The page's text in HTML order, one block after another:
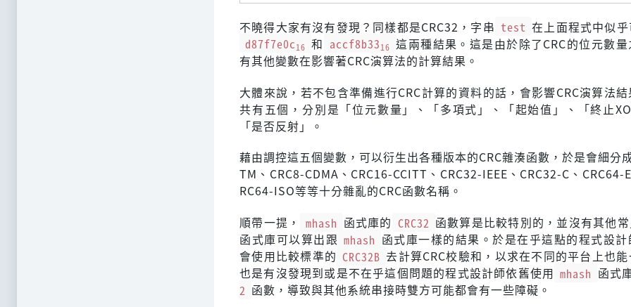
不曉得大家有沒有發現？同樣都是CRC32，字串 test 在上面程式中似
d87f7e0c16 和 accf8b3316 這兩種結果。這是由於除了CRC的位元數
有其他變數在影響著CRC演算法的計算結果。
大體來說，若不包含準備進行CRC計算的資料的話，會影響CRC演算法
共有五個，分別是「位元數量」、「多項式」、「起始值」、「終止
「是否反射」。
藉由調控這五個變數，可以衍生出各種版本的CRC雜湊函數，於是會細分
TM、CRC8-CDMA、CRC16-CCITT、CRC32-IEEE、CRC32-C、CRC64-
RC64-ISO等等十分雜亂的CRC函數名稱。
順帶一提，
mhash 函式庫的 CRC32 函數算是比較特別的，並沒有其他
函式庫可以算出跟 mhash 函式庫一樣的結果。於是在乎這點的程式設
會使用比較標準的 CRC32B 去計算CRC校驗和，以求在不同的平台上也
也是有沒發現到或是不在乎這個問題的程式設計師依舊使用 mhash 函式
2 函數，導致與其他系統串接時雙方可能都會有一些障礙。